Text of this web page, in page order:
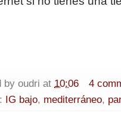
by oudri at 10:06 4
IG bajo, mediterráneo,